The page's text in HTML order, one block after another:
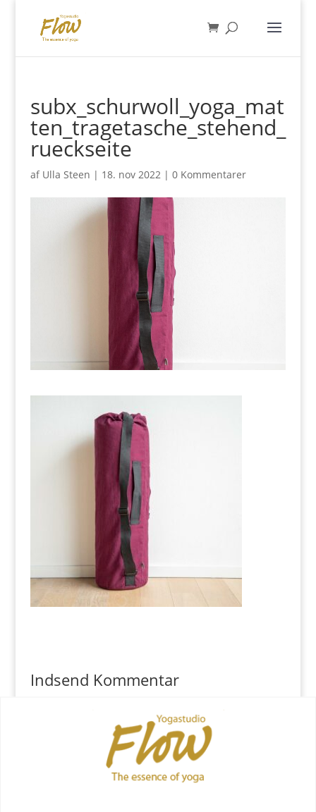
subx_schurwoll_yoga_mat
ten_tragetasche_stehend_
rueckseite
af Ulla Steen | 18. nov 2022| 0 Kommentarer
Indsend Kommentar
YOGA læreruddannelse